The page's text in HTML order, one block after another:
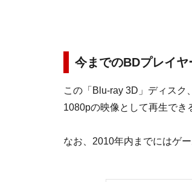
今までのBDプレイヤ
この「Blu-ray 3D」ディスク
1080pの映像として再生でき
なお、2010年内までにはゲ